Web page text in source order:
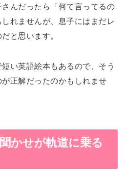
んだったら「何て言ってるの
れませんが、息子にはまだレ
と思います。
い英語絵本もあるので、そう
正解だったのかもしれませ
かせが軌道に乗る